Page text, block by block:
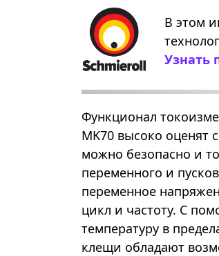
В этом
Узнать
Функционал
MK70 высоко оценят
можно безопасно и
переменного и
переменное
цикл и частоту. С
температуру в
клещи обладают